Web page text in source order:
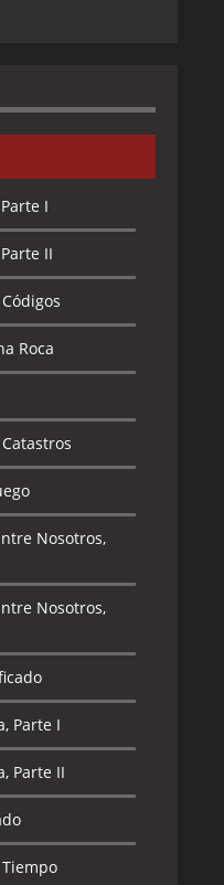
I
II
Roca
Nosotros,
Nosotros,
Parte I
Parte II